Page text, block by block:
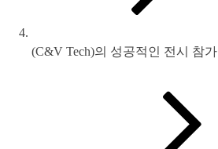
(C&V Tech)의 성공적인 전시 참가